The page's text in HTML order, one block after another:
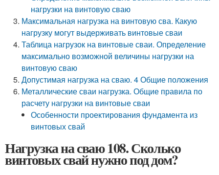
нагрузки на винтовую сваю
Максимальная нагрузка на винтовую сва. Какую
нагрузку могут выдерживать винтовые сваи
Таблица нагрузок на винтовые сваи. Определение
максимально возможной величины нагрузки на
винтовую сваю
Допустимая нагрузка на сваю. 4 Общие положения
Металлические сваи нагрузка. Общие правила по
расчету нагрузки на винтовые сваи
Особенности проектирования фундамента из
винтовых свай
Нагрузка на сваю 108. Сколько
винтовых свай нужно под дом?